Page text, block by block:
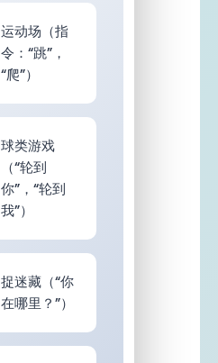
运动场（指
令：“跳”，
“爬”）
球类游戏
（“轮到
你”，“轮到
我”）
捉迷藏（“你
在哪里？”）